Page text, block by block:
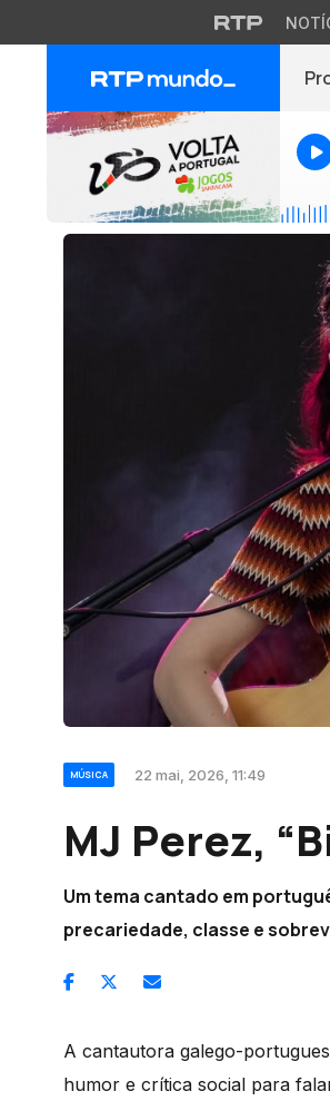
MÚSICA 22 mai, 2026, 11:49
MJ Perez,
Um tema cantado em
precariedade, classe e
A cantautora galego-
humor e crítica social para